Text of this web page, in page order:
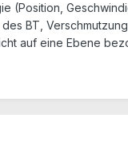
(Position,
BT,
auf eine Ebene